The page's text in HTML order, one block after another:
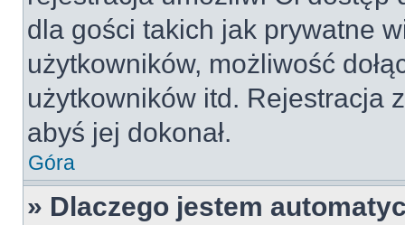
dla gości takich jak prywatne
użytkowników, możliwość
użytkowników itd. Rejestracja
abyś jej dokonał.
Góra
» Dlaczego jestem